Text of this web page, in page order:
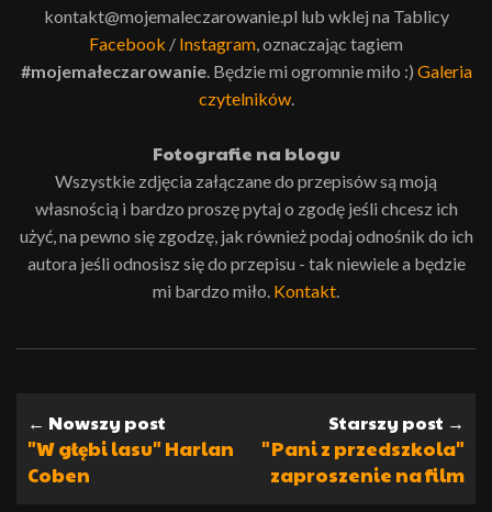
kontakt@mojemaleczarowanie.pl lub wklej na Tablicy
Facebook / Instagram, oznaczając tagiem
#mojemałeczarowanie. Będzie mi ogromnie miło :) Galeria
czytelników.
Fotografie na blogu
Wszystkie zdjęcia załączane do przepisów są moją
własnością i bardzo proszę pytaj o zgodę jeśli chcesz ich
użyć, na pewno się zgodzę, jak również podaj odnośnik do ich
autora jeśli odnosisz się do przepisu - tak niewiele a będzie
mi bardzo miło. Kontakt.
← Nowszy post
"W głębi lasu" Harlan
Coben
Starszy post →
"Pani z przedszkola"
zaproszenie na film